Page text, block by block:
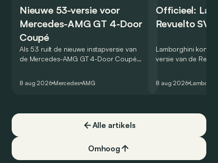
Nieuwe 53-versie voor
Mercedes-AMG GT 4-Door
Coupé
Als 53 ruilt de nieuwe instapversie van
de Mercedes-AMG GT 4-Door Coupé
8 aug 2026 Mercedes AMG
Officieel:
Revuelto SV
Lamborghini
versie van de
een record voor
8 aug 2026
Alle artikels
Omhoog